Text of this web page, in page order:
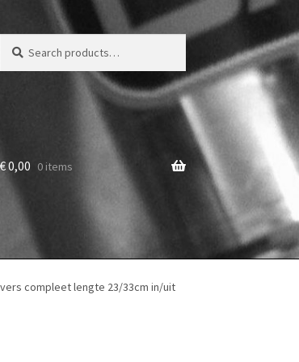
voor:
€0,00 0 items
compleet lengte 23/33cm in/uit